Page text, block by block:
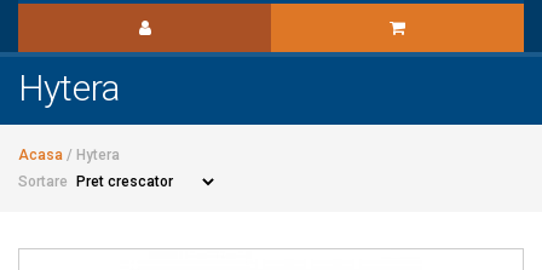
Hytera
Acasa / Hytera
Sortare